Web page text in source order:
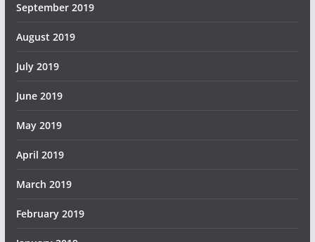
September 2019
August 2019
July 2019
June 2019
May 2019
April 2019
March 2019
February 2019